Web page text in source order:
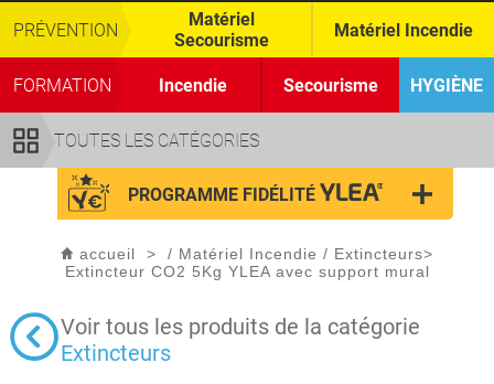
TOUTES LES CATÉGORIES
PRÉVENTION
Matériel
Secourisme
Matériel Incendie
FORMATION Incendie Secourisme HYGIÈNE
PROGRAMME FIDÉLITÉ
accueil > / Matériel Incendie / Extincteurs>
Extincteur CO2 5Kg YLEA avec support mural
Voir tous les produits de la catégorie
Extincteurs